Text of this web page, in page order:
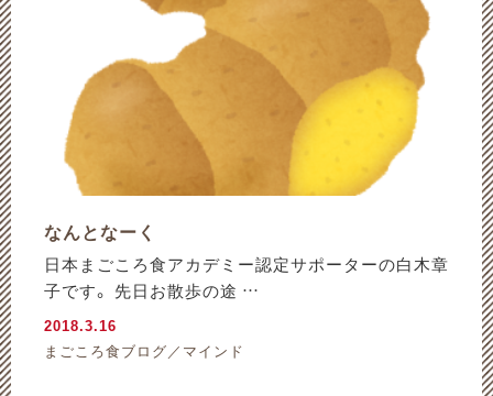
なんとなーく
日本まごころ食アカデミー認定サポーターの白木章
子です。 先日お散歩の途 …
2018.3.16
まごころ食ブログ／マインド